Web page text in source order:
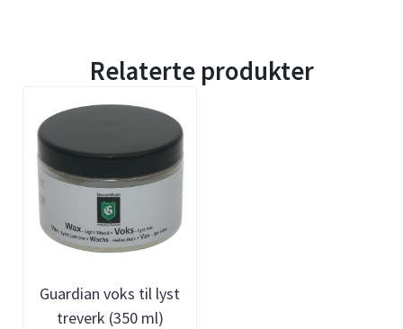
Relaterte produkter
Guardian voks til lyst
treverk (350 ml)